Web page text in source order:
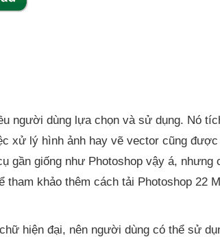
người dùng lựa chọn và sử dụng. Nó
xử lý hình ảnh hay vẽ vector cũng
gần giống như Photoshop vậy á, nhưng
tham khảo thêm cách tải Photoshop 22
hiện đại, nên người dùng có thể sử